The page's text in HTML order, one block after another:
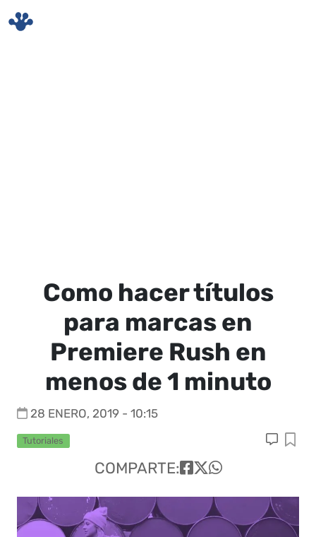
Como hacer títulos
para marcas en
Premiere Rush en
menos de 1 minuto
28 ENERO, 2019 - 10:15
Tutoriales
COMPARTE: